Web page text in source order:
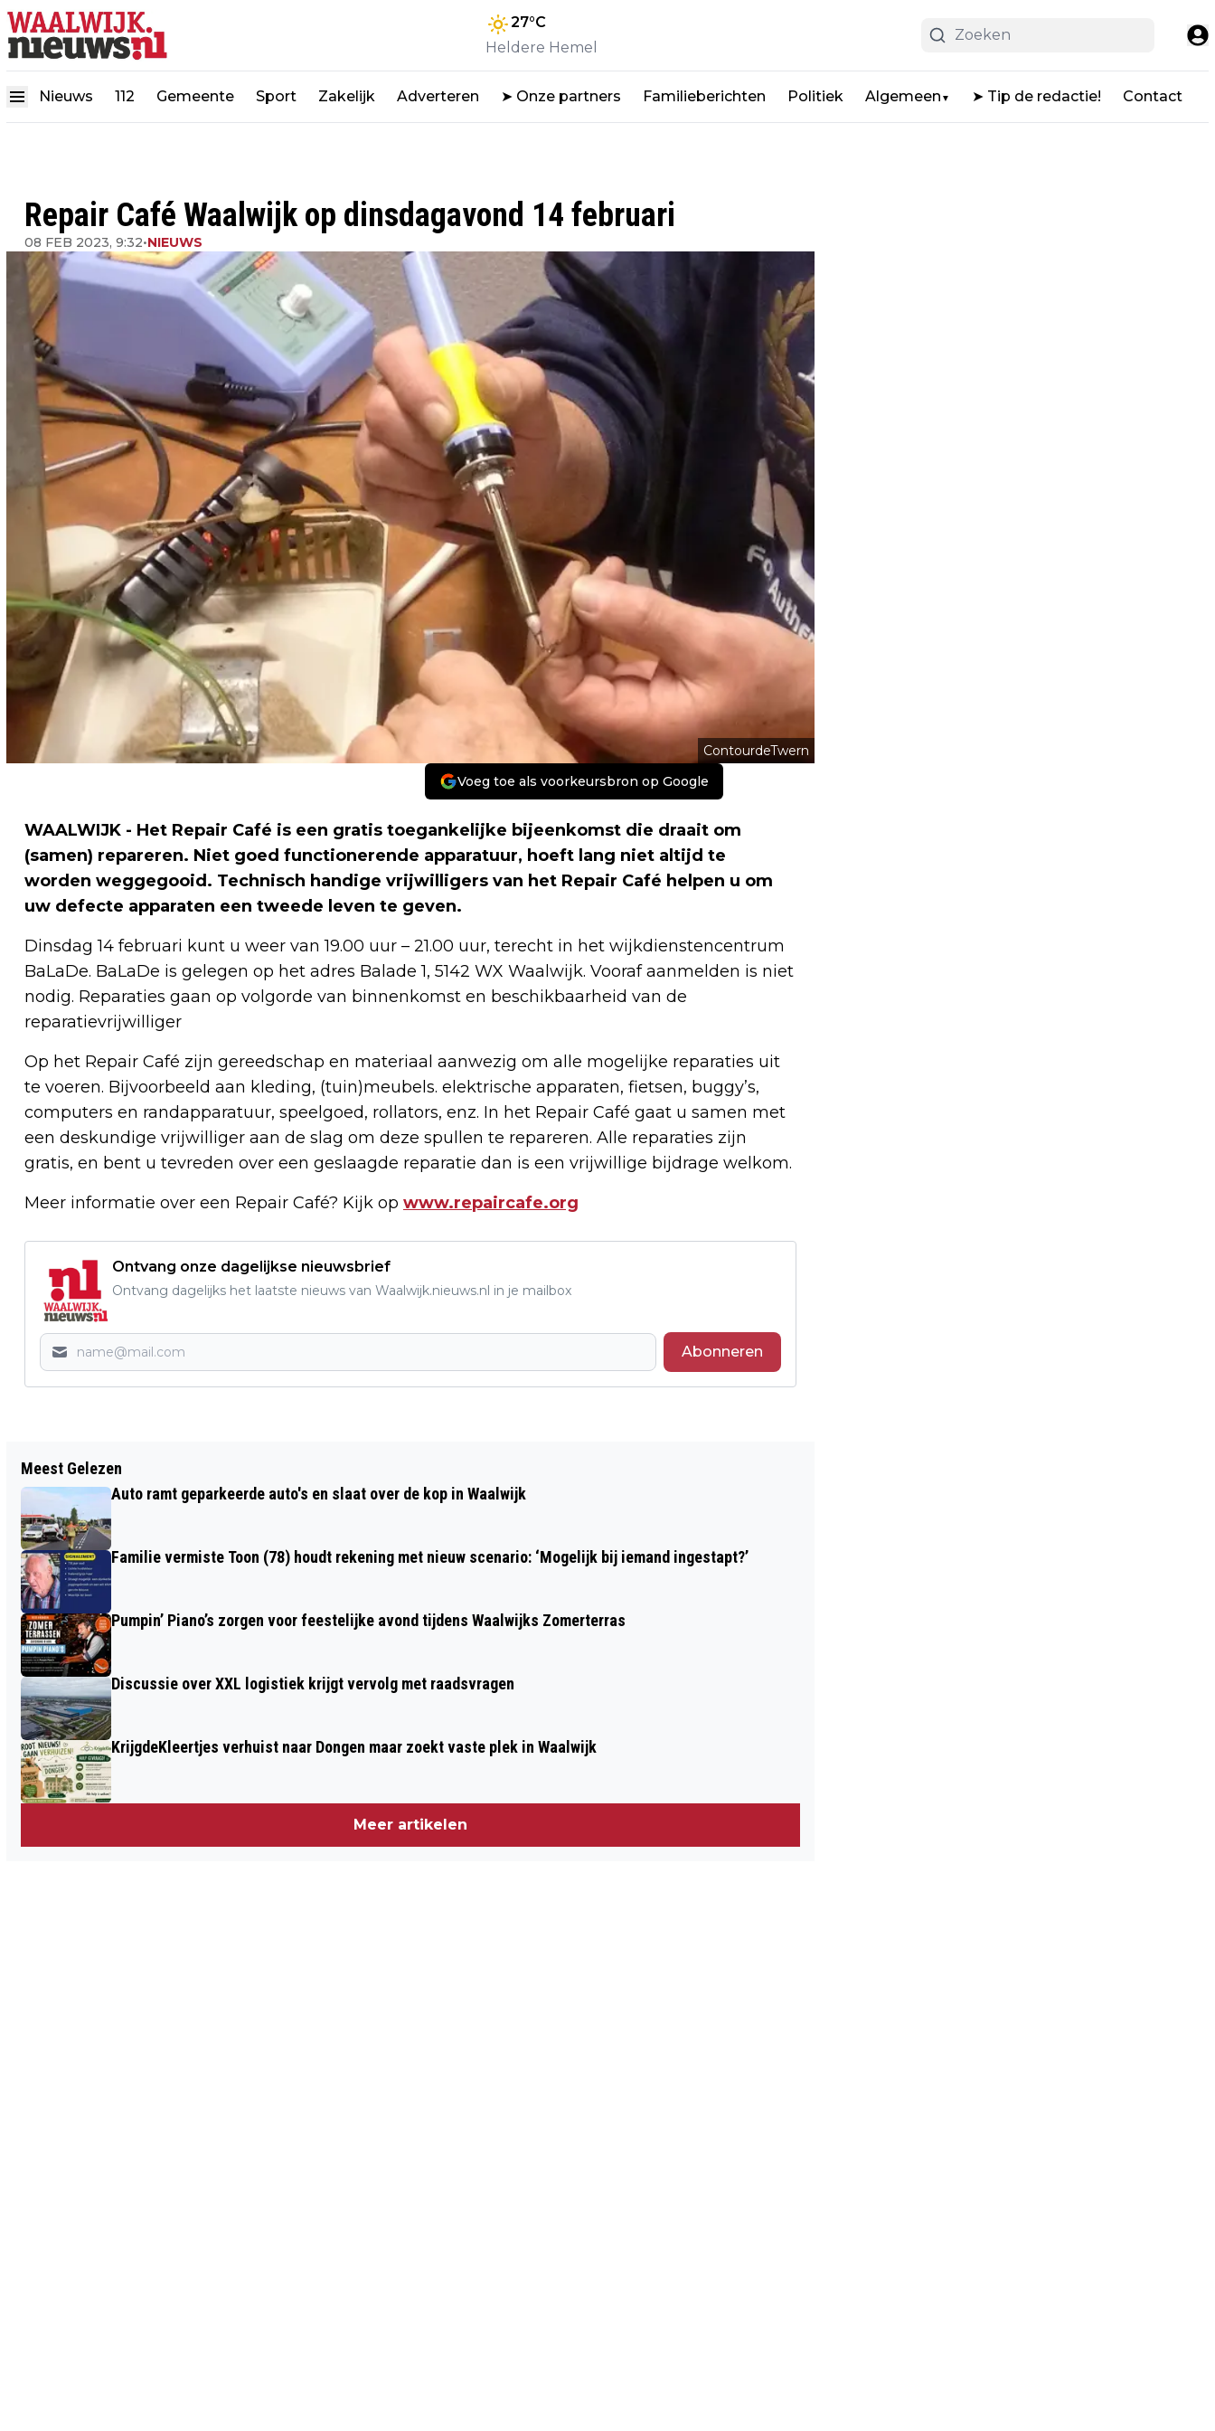
27°C
Heldere Hemel
Nieuws 112 Gemeente Sport Zakelijk Adverteren ➤ Onze partners Familieberichten Politiek Algemeen ▼ ➤ Tip de redactie! Contact
Repair Café Waalwijk op dinsdagavond 14 februari
08 FEB 2023, 9:32•NIEUWS
ContourdeTwern
Voeg toe als voorkeursbron op Google
WAALWIJK - Het Repair Café is een gratis toegankelijke bijeenkomst die draait om
(samen) repareren. Niet goed functionerende apparatuur, hoeft lang niet altijd te
worden weggegooid. Technisch handige vrijwilligers van het Repair Café helpen u om
uw defecte apparaten een tweede leven te geven.
Dinsdag 14 februari kunt u weer van 19.00 uur – 21.00 uur, terecht in het wijkdienstencentrum
BaLaDe. BaLaDe is gelegen op het adres Balade 1, 5142 WX Waalwijk. Vooraf aanmelden is niet
nodig. Reparaties gaan op volgorde van binnenkomst en beschikbaarheid van de
reparatievrijwilliger
Op het Repair Café zijn gereedschap en materiaal aanwezig om alle mogelijke reparaties uit
te voeren. Bijvoorbeeld aan kleding, (tuin)meubels. elektrische apparaten, fietsen, buggy’s,
computers en randapparatuur, speelgoed, rollators, enz. In het Repair Café gaat u samen met
een deskundige vrijwilliger aan de slag om deze spullen te repareren. Alle reparaties zijn
gratis, en bent u tevreden over een geslaagde reparatie dan is een vrijwillige bijdrage welkom.
Meer informatie over een Repair Café? Kijk op www.repaircafe.org
Ontvang onze dagelijkse nieuwsbrief
Ontvang dagelijks het laatste nieuws van Waalwijk.nieuws.nl in je mailbox
Abonneren
TWEE INBRAKEN IN LOON OP ZAND,
POLITIE ZOEKT GETUIGEN
Meest Gelezen
Auto ramt geparkeerde auto's en slaat over de kop in Waalwijk
Familie vermiste Toon (78) houdt rekening met nieuw scenario: ‘Mogelijk bij iemand ingestapt?’
Pumpin’ Piano’s zorgen voor feestelijke avond tijdens Waalwijks Zomerterras
Discussie over XXL logistiek krijgt vervolg met raadsvragen
KrijgdeKleertjes verhuist naar Dongen maar zoekt vaste plek in Waalwijk
Meer artikelen